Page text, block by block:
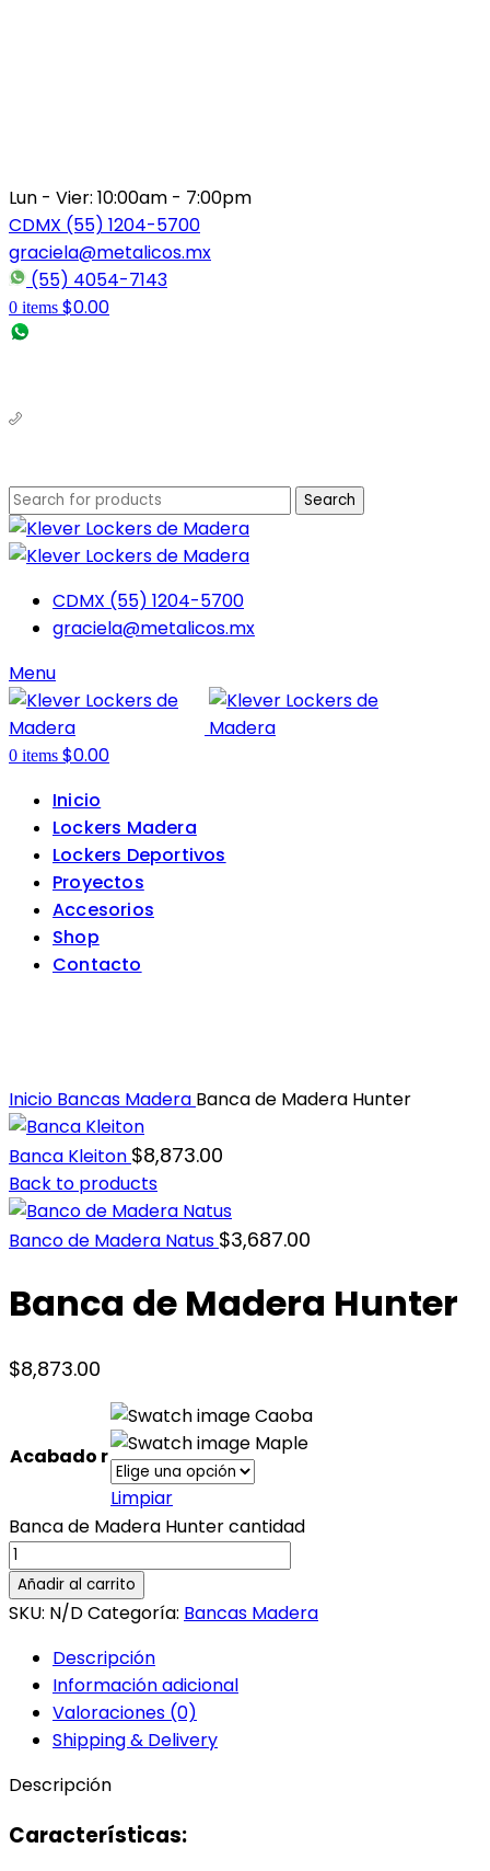
Lun - Vier: 10:00am - 7:00pm
CDMX (55) 1204-5700
graciela@metalicos.mx
(55) 4054-7143
0 items $0.00
Search
CDMX (55) 1204-5700
graciela@metalicos.mx
Menu
0 items $0.00
Inicio
Lockers Madera
Lockers Deportivos
Proyectos
Accesorios
Shop
Contacto
Inicio Bancas Madera Banca de Madera Hunter
Banca Kleiton $8,873.00
Back to products
Banco de Madera Natus $3,687.00
Banca de Madera Hunter
$8,873.00
Acabado r
Caoba
Maple
Limpiar
Banca de Madera Hunter cantidad
Añadir al carrito
SKU: N/DCategoría: Bancas Madera
Descripción
Información adicional
Valoraciones (0)
Shipping & Delivery
Descripción
Características: